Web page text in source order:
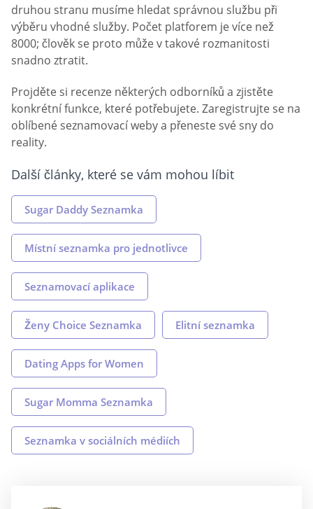
druhou stranu musíme hledat správnou službu při
výběru vhodné služby. Počet platforem je více než
8000; člověk se proto může v takové rozmanitosti
snadno ztratit.
Projděte si recenze některých odborníků a zjistěte
konkrétní funkce, které potřebujete. Zaregistrujte se na
oblíbené seznamovací weby a přeneste své sny do
reality.
Další články, které se vám mohou líbit
Sugar Daddy Seznamka
Místní seznamka pro jednotlivce
Seznamovací aplikace
Ženy Choice Seznamka Elitní seznamka
Dating Apps for Women
Sugar Momma Seznamka
Seznamka v sociálních médiích